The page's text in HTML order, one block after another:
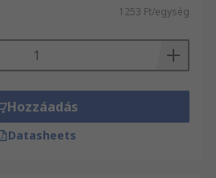
1253 Ft/egység
Hozzáadás
Datasheets